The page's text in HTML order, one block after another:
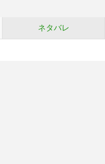
ネタバレ